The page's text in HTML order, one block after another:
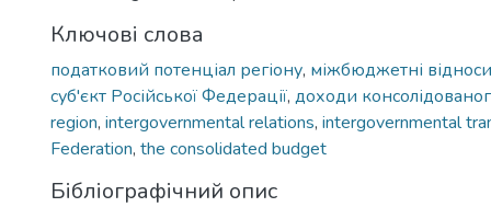
Ключові слова
податковий потенціал регіону, міжбюджетні
суб'єкт Російської Федерації, доходи
region, intergovernmental relations, intergovernmental
Federation, the consolidated budget
Бібліографічний опис